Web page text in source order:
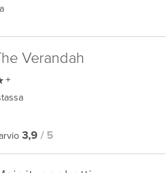
Verandah
+
3,9 / 5